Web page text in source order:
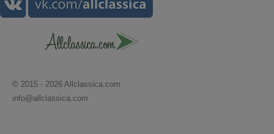
© 2015 - 2026 Allclassica.com
info@allclassica.com